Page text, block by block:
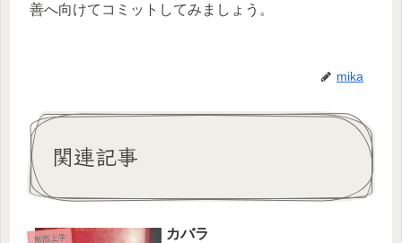
善へ向けてコミットしてみましょう。
mika
関連記事
形而上学 カバラ